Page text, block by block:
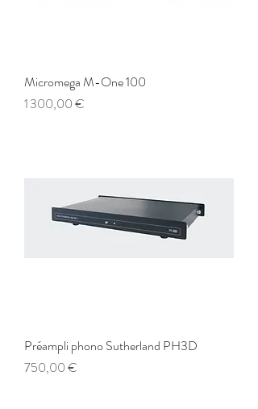
Micromega M-One 100
Prix
1 300,00 €
Préampli phono Sutherland PH3D
Prix
750,00 €